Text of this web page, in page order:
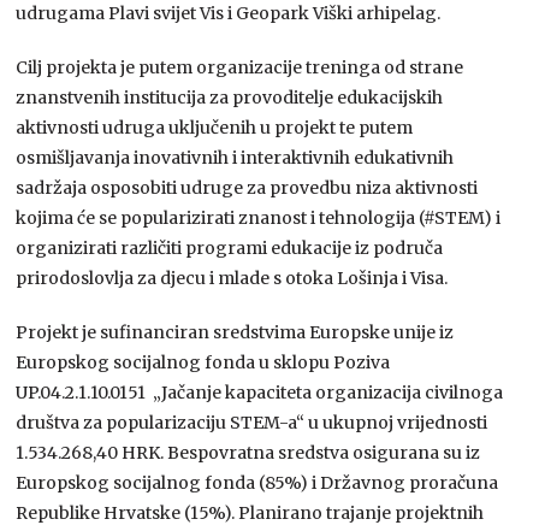
udrugama Plavi svijet Vis i Geopark Viški arhipelag.
Cilj projekta je putem organizacije treninga od strane
znanstvenih institucija za provoditelje edukacijskih
aktivnosti udruga uključenih u projekt te putem
osmišljavanja inovativnih i interaktivnih edukativnih
sadržaja osposobiti udruge za provedbu niza aktivnosti
kojima će se popularizirati znanost i tehnologija (#STEM) i
organizirati različiti programi edukacije iz područa
prirodoslovlja za djecu i mlade s otoka Lošinja i Visa.
Projekt je sufinanciran sredstvima Europske unije iz
Europskog socijalnog fonda u sklopu Poziva
UP.04.2.1.10.0151 „Jačanje kapaciteta organizacija civilnoga
društva za popularizaciju STEM-a“ u ukupnoj vrijednosti
1.534.268,40 HRK. Bespovratna sredstva osigurana su iz
Europskog socijalnog fonda (85%) i Državnog proračuna
Republike Hrvatske (15%). Planirano trajanje projektnih